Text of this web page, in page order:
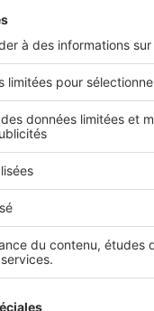
rue des Italiens 75009 Paris
01 53 38 80 00
pro